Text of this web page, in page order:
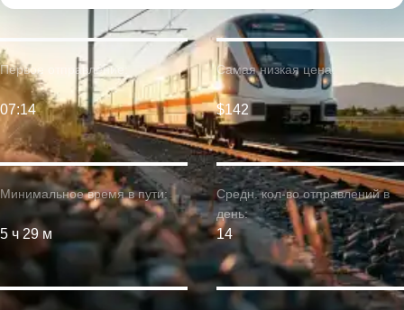
Минимальное время в пути:
5 ч 29 м
Первое отправление:
07:14
Самая низкая цена:
$142
Средн. кол-во отправлений в
день:
14